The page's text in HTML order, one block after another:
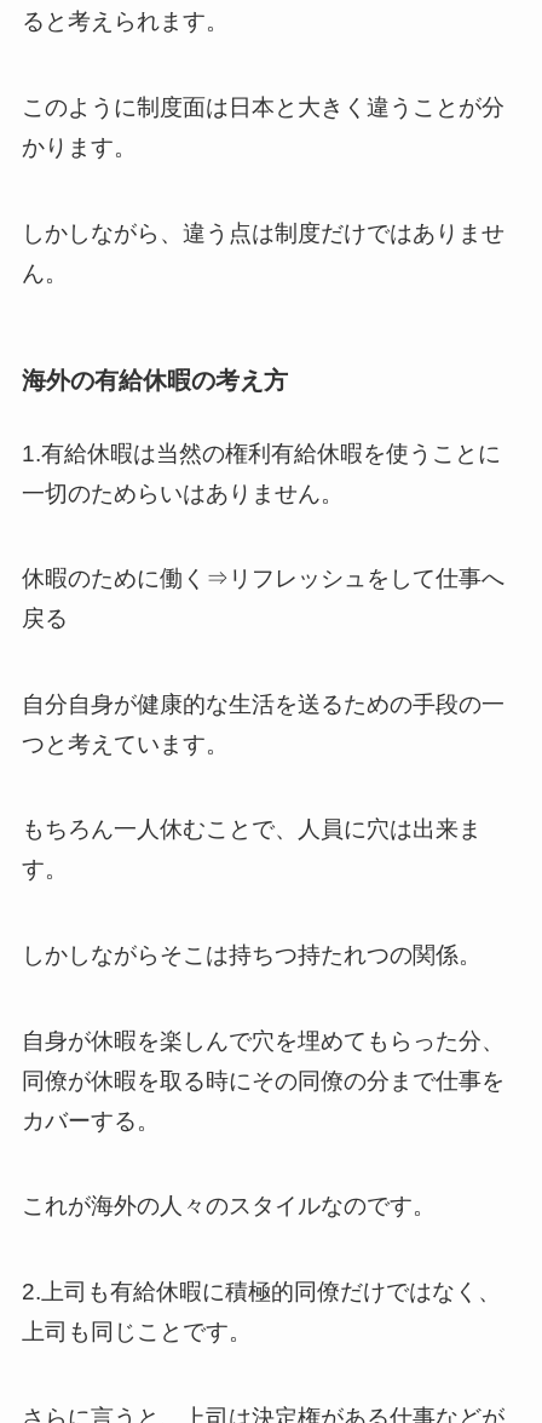
ると考えられます。
このように制度面は日本と大きく違うことが分
かります。
しかしながら、違う点は制度だけではありませ
ん。
海外の有給休暇の考え方
1.有給休暇は当然の権利有給休暇を使うことに
一切のためらいはありません。
休暇のために働く⇒リフレッシュをして仕事へ
戻る
自分自身が健康的な生活を送るための手段の一
つと考えています。
もちろん一人休むことで、人員に穴は出来ま
す。
しかしながらそこは持ちつ持たれつの関係。
自身が休暇を楽しんで穴を埋めてもらった分、
同僚が休暇を取る時にその同僚の分まで仕事を
カバーする。
これが海外の人々のスタイルなのです。
2.上司も有給休暇に積極的同僚だけではなく、
上司も同じことです。
さらに言うと、上司は決定権がある仕事などが